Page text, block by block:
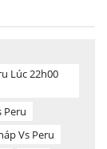
Lúc 22h00
Peru
Vs Peru